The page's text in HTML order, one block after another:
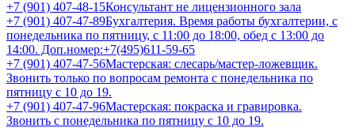
+7 (901) 407-48-15Консультант не лицензионного зала
+7 (901) 407-47-89Бухгалтерия. Время работы бухгалтерии, с
понедельника по пятницу, с 11:00 до 18:00, обед с 13:00 до
14:00. Доп.номер:+7(495)611-59-65
+7 (901) 407-47-56Мастерская: слесарь/мастер-ложевщик.
Звонить только по вопросам ремонта с понедельника по
пятницу с 10 до 19.
+7 (901) 407-47-96Мастерская: покраска и гравировка.
Звонить с понедельника по пятницу с 10 до 19.